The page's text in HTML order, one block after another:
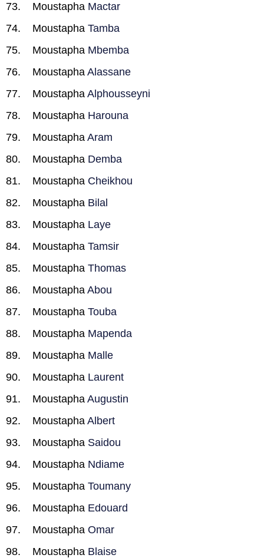
Moustapha Mactar
Moustapha Tamba
Moustapha Mbemba
Moustapha Alassane
Moustapha Alphousseyni
Moustapha Harouna
Moustapha Aram
Moustapha Demba
Moustapha Cheikhou
Moustapha Bilal
Moustapha Laye
Moustapha Tamsir
Moustapha Thomas
Moustapha Abou
Moustapha Touba
Moustapha Mapenda
Moustapha Malle
Moustapha Laurent
Moustapha Augustin
Moustapha Albert
Moustapha Saidou
Moustapha Ndiame
Moustapha Toumany
Moustapha Edouard
Moustapha Omar
Moustapha Blaise